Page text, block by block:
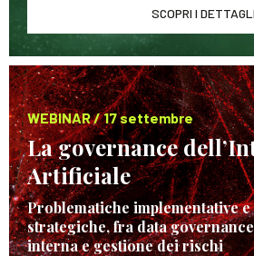
SCOPRI I DETTAGLI
WEBINAR / 17 settembre
La governance
Artificiale
Problematiche implementative e
strategiche, fra data
interna e gestione dei rischi